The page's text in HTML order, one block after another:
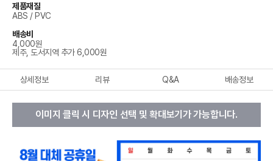
제품재질
ABS / PVC
배송비
4,000원
제주, 도서지역 추가 6,000원
상세정보 리뷰 Q&A 배송정보
이미지 클릭 시 디자인 선택 및 확대보기가 가능합니다.